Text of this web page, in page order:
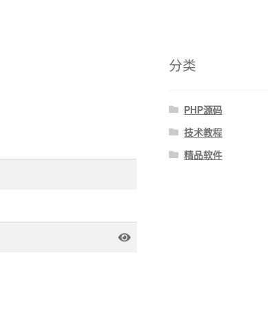
分类
PHP源码
技术教程
精品软件